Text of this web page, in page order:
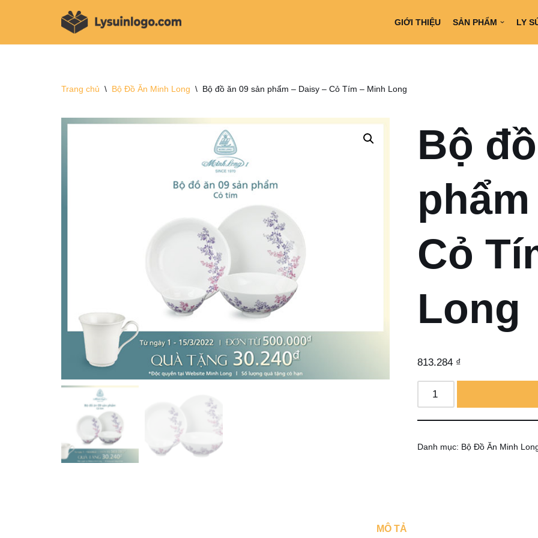
GIỚI THIỆU SẢN PHẨM LY
Trang chủ \ Bộ Đồ Ăn Minh Long \ Bộ đồ ăn 09 sản phẩm – Daisy – Cỏ Tím – Minh Long
Bộ
Cỏ
Long
813.284 ₫
Danh mục: Bộ Đồ Ăn Minh
MÔ TẢ